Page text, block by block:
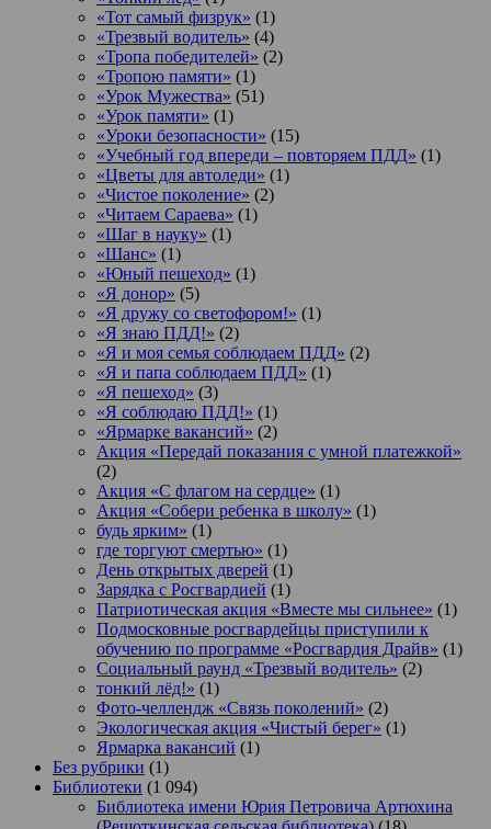
«Тот самый физрук» (1)
«Трезвый водитель» (4)
«Тропа победителей» (2)
«Тропою памяти» (1)
«Урок Мужества» (51)
«Урок памяти» (1)
«Уроки безопасности» (15)
«Учебный год впереди – повторяем ПДД» (1)
«Цветы для автоледи» (1)
«Чистое поколение» (2)
«Читаем Сараева» (1)
«Шаг в науку» (1)
«Шанс» (1)
«Юный пешеход» (1)
«Я донор» (5)
«Я дружу со светофором!» (1)
«Я знаю ПДД!» (2)
«Я и моя семья соблюдаем ПДД» (2)
«Я и папа соблюдаем ПДД» (1)
«Я пешеход» (3)
«Я соблюдаю ПДД!» (1)
«Ярмарке вакансий» (2)
Акция «Передай показания с умной платежкой»
(2)
Акция «С флагом на сердце» (1)
Акция «Собери ребенка в школу» (1)
будь ярким» (1)
где торгуют смертью» (1)
День открытых дверей (1)
Зарядка с Росгвардией (1)
Патриотическая акция «Вместе мы сильнее» (1)
Подмосковные росгвардейцы приступили к
обучению по программе «Росгвардия Драйв» (1)
Социальный раунд «Трезвый водитель» (2)
тонкий лёд!» (1)
Фото-челлендж «Связь поколений» (2)
Экологическая акция «Чистый берег» (1)
Ярмарка вакансий (1)
Без рубрики (1)
Библиотеки (1 094)
Библиотека имени Юрия Петровича Артюхина